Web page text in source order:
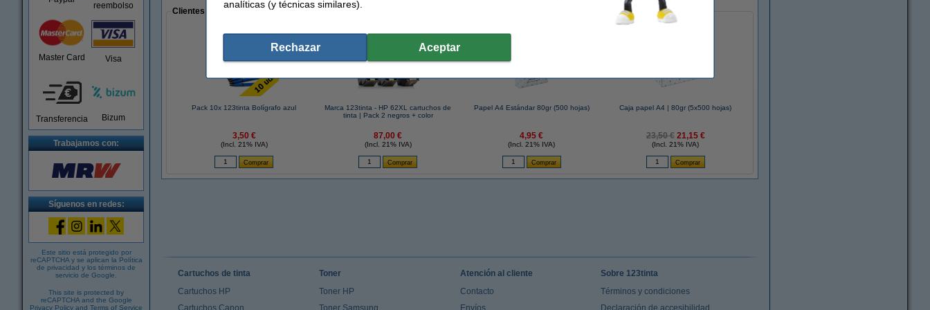
reembolso
Master Card Visa
Transferencia Bizum
Trabajamos con:
Síguenos en redes:
Este sitio está protegido por
reCAPTCHA y se aplican la Política
de privacidad y los términos de
servicio de Google
This site is protected by
reCAPTCHA and the Google
Privacy Policy and Terms of Service
Clientes que han realizado compras similares también han elegido estos artículos.
Pack 10x 123tinta Bolígrafo azul
3,50 €
(Incl. 21% IVA)
Marca 123tinta - HP 62XL cartuchos de
tinta | Pack 2 negros + color
87,00 €
(Incl. 21% IVA)
Papel A4 Estándar 80gr (500 hojas)
4,95 €
(Incl. 21% IVA)
Caja papel A4 | 80gr (5x500 hojas)
23,50 € 21,15 €
(Incl. 21% IVA)
Cartuchos de tinta
Cartuchos HP
Cartuchos Canon
Toner
Toner HP
Toner Samsung
Atención al cliente
Contacto
Envíos
Sobre 123tinta
Términos y condiciones
Declaración de accesibilidad
analíticas (y técnicas similares).
Rechazar Aceptar